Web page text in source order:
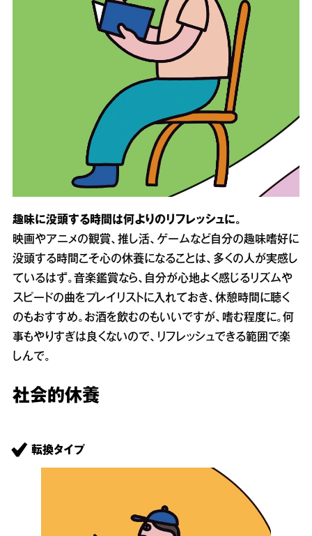
趣味に没頭する時間は何よりのリフレッシュに。
映画やアニメの観賞、推し活、ゲームなど自分の趣味嗜好に
没頭する時間こそ心の休養になることは、多くの人が実感し
ているはず。音楽鑑賞なら、自分が心地よく感じるリズムや
スピードの曲をプレイリストに入れておき、休憩時間に聴く
のもおすすめ。お酒を飲むのもいいですが、嗜む程度に。何
事もやりすぎは良くないので、リフレッシュできる範囲で楽
しんで。
社会的休養
転換タイプ